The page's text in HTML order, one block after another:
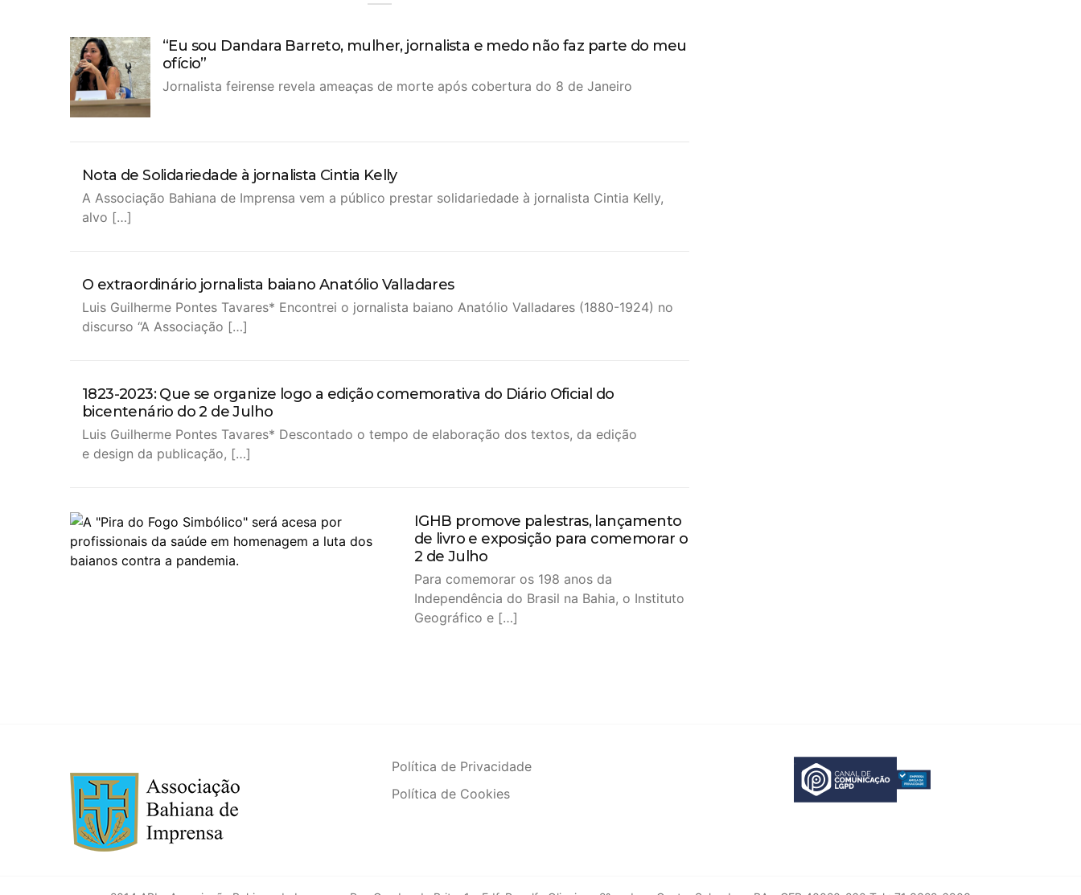
“Eu sou Dandara Barreto, mulher, jornalista e medo não faz parte do meu
ofício”
Jornalista feirense revela ameaças de morte após cobertura do 8 de Janeiro
Nota de Solidariedade à jornalista Cintia Kelly
A Associação Bahiana de Imprensa vem a público prestar solidariedade à jornalista Cintia Kelly,
alvo […]
O extraordinário jornalista baiano Anatólio Valladares
Luis Guilherme Pontes Tavares* Encontrei o jornalista baiano Anatólio Valladares (1880-1924) no
discurso “A Associação […]
1823-2023: Que se organize logo a edição comemorativa do Diário Oficial do
bicentenário do 2 de Julho
Luis Guilherme Pontes Tavares* Descontado o tempo de elaboração dos textos, da edição
e design da publicação, […]
IGHB promove palestras, lançamento
de livro e exposição para comemorar o
2 de Julho
Para comemorar os 198 anos da
Independência do Brasil na Bahia, o Instituto
Geográfico e […]
Política de Privacidade
Política de Cookies